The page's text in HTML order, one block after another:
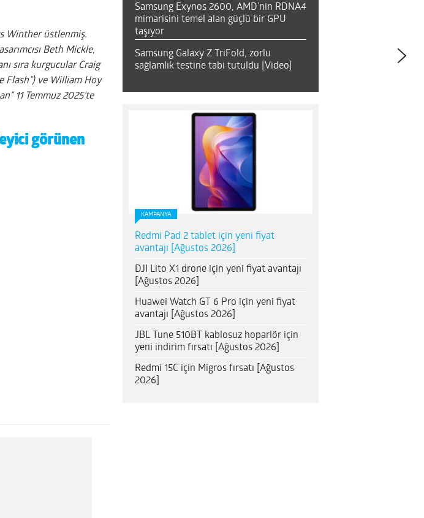
Winther üstlenmiş.
Beth Mickle,
sıra kurgucular Craig
Flash”) ve William Hoy
11 Temmuz 2025’te
görünen
Samsung Exynos 2600, AMD’nin RDNA4
mimarisini temel alan güçlü bir GPU
taşıyor
Samsung Galaxy Z TriFold, zorlu
sağlamlık testine tabi tutuldu [Video]
KAMPANYA
Redmi Pad 2 tablet için yeni fiyat
avantajı [Ağustos 2026]
DJI Lito X1 drone için yeni fiyat avantajı
[Ağustos 2026]
Huawei Watch GT 6 Pro için yeni fiyat
avantajı [Ağustos 2026]
JBL Tune 510BT kablosuz hoparlör için
yeni indirim fırsatı [Ağustos 2026]
Redmi 15C için Migros fırsatı [Ağustos
2026]